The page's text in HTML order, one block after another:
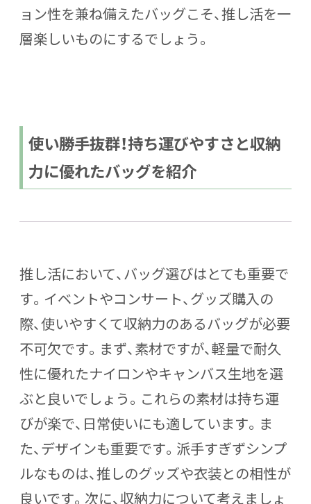
ョン性を兼ね備えたバッグこそ、推し活を一
層楽しいものにするでしょう。
使い勝手抜群！持ち運びやすさと収納
力に優れたバッグを紹介
推し活において、バッグ選びはとても重要で
す。イベントやコンサート、グッズ購入の
際、使いやすくて収納力のあるバッグが必要
不可欠です。まず、素材ですが、軽量で耐久
性に優れたナイロンやキャンバス生地を選
ぶと良いでしょう。これらの素材は持ち運
びが楽で、日常使いにも適しています。ま
た、デザインも重要です。派手すぎずシンプ
ルなものは、推しのグッズや衣装との相性が
良いです。次に、収納力について考えましょ